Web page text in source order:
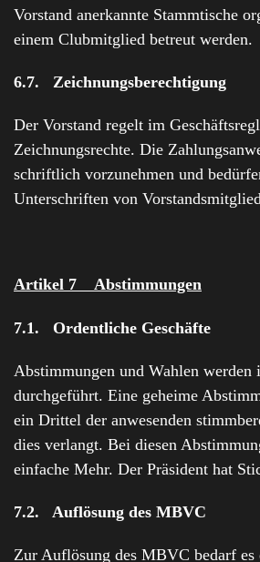
Vorstand anerkannte Stammtische
einem Clubmitglied betreut werden.
6.7. Zeichnungsberechtigung
Der Vorstand regelt im
Zeichnungsrechte. Die
schriftlich vorzunehmen und
Unterschriften von
Artikel 7 Abstimmungen
7.1. Ordentliche Geschäfte
Abstimmungen und Wahlen werden
durchgeführt. Eine geheime
ein Drittel der anwesenden
dies verlangt. Bei diesen
einfache Mehr. Der Präsident hat
7.2. Auflösung des MBVC
Zur Auflösung des MBVC bedarf es